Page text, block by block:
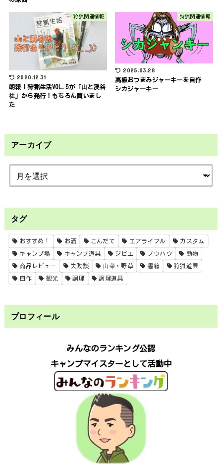
狩猟関連情報
2020.12.31
朗報！狩猟生活VOL.5が「山と渓谷
社」から発行！もちろん買いまし
た
狩猟関連情報
2025.03.28
高級おつまみジャーキーを自作
シカジャーキー
アーカイブ
タグ
おすすめ！ お酒 こんだて エアライフル カスタム
キャンプ場 キャンプ道具 ジビエ ノウハウ 動物
商品レビュー 失敗談 山菜・野草 書籍 狩猟道具
自作 観光 調理 調理道具
プロフィール
みんなのランキング公認
キャンプマイスターとして活動中